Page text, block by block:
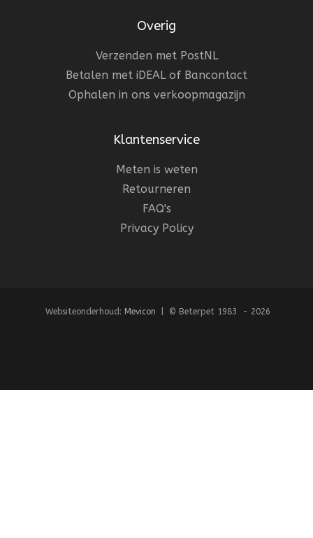
Overig
Verzenden met PostNL
Betalen met iDEAL of Bancontact
Ophalen in ons verkoopmagazijn
Klantenservice
Meten is weten
Retourneren
FAQ's
Privacy Policy
Websiteonderhoud: Mevicon | © Beterpet 1983 - 2026